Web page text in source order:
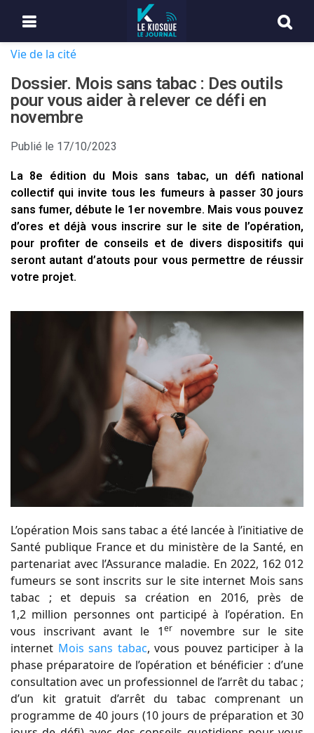
Vie de la cité
Dossier. Mois sans tabac : Des outils
pour vous aider à relever ce défi en
novembre
Publié le 17/10/2023
La 8e édition du Mois sans tabac, un défi national
collectif qui invite tous les fumeurs à passer 30 jours
sans fumer, débute le 1er novembre. Mais vous pouvez
d’ores et déjà vous inscrire sur le site de l’opération,
pour profiter de conseils et de divers dispositifs qui
seront autant d’atouts pour vous permettre de réussir
votre projet.
L’opération Mois sans tabac a été lancée à l’initiative de
Santé publique France et du ministère de la Santé, en
partenariat avec l’Assurance maladie. En 2022, 162 012
fumeurs se sont inscrits sur le site internet Mois sans
tabac ; et depuis sa création en 2016, près de
1,2 million personnes ont participé à l’opération. En
vous inscrivant avant le 1ernovembre sur le site
internet Mois sans tabac, vous pouvez participer à la
phase préparatoire de l’opération et bénéficier : d’une
consultation avec un professionnel de l’arrêt du tabac ;
d’un kit gratuit d’arrêt du tabac comprenant un
programme de 40 jours (10 jours de préparation et 30